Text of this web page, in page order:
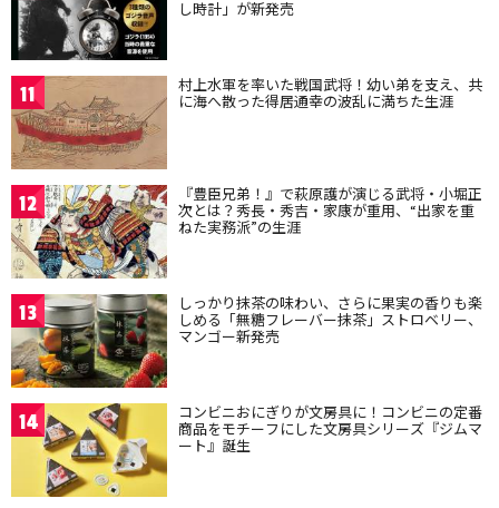
し時計」が新発売
11 村上水軍を率いた戦国武将！幼い弟を支え、共
に海へ散った得居通幸の波乱に満ちた生涯
12 『豊臣兄弟！』で萩原護が演じる武将・小堀正
次とは？秀長・秀吉・家康が重用、“出家を重
ねた実務派”の生涯
13 しっかり抹茶の味わい、さらに果実の香りも楽
しめる「無糖フレーバー抹茶」ストロベリー、
マンゴー新発売
14 コンビニおにぎりが文房具に！コンビニの定番
商品をモチーフにした文房具シリーズ『ジムマ
ート』誕生